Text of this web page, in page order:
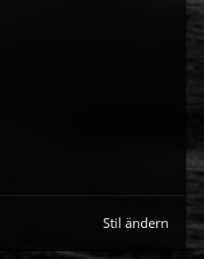
Stil ändern